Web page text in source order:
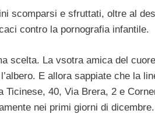
scomparsi e sfruttati, oltre al
contro la pornografia infantile.
scelta. La vsotra amica del
E allora sappiate che la
Ticinese, 40, Via Brera, 2 e
nei primi giorni di dicembre.